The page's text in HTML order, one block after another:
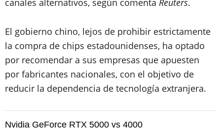
canales alternativos, según comenta Reuters.
El gobierno chino, lejos de prohibir estrictamente
la compra de chips estadounidenses, ha optado
por recomendar a sus empresas que apuesten
por fabricantes nacionales, con el objetivo de
reducir la dependencia de tecnología extranjera.
Nvidia GeForce RTX 5000 vs 4000